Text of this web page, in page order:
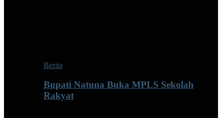
Berita
Bupati Natuna Buka MPLS Sekolah
Rakyat